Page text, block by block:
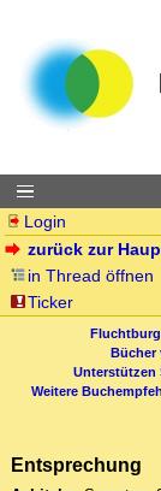
Login
zurück zur
in Thread öffnen
Ticker
Fluchtburg
Bücher
Unterstützen
Weitere
Entsprechung